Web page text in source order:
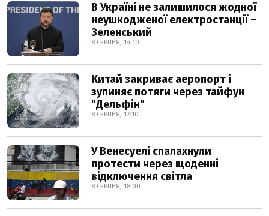
В Україні не залишилося жодної
неушкодженої електростанції –
Зеленський
8 СЕРПНЯ, 14:10
Китай закриває аеропорт і
зупиняє потяги через тайфун
"Дельфін"
8 СЕРПНЯ, 17:10
У Венесуелі спалахнули
протести через щоденні
відключення світла
8 СЕРПНЯ, 18:00